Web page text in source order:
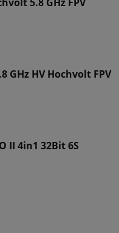
GHz HV Hochvolt FPV
II 4in1 32Bit 6S